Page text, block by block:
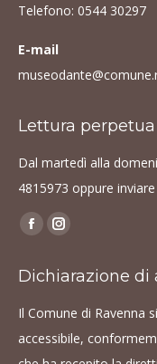
Telefono: 0544 30297
E-mail
Lettura
Dal martedì alla
4815973 oppure
Find us on:
Facebook
opens
Instagram
opens
Dichiarazione di
Il Comune di Ravenna
accessibile,